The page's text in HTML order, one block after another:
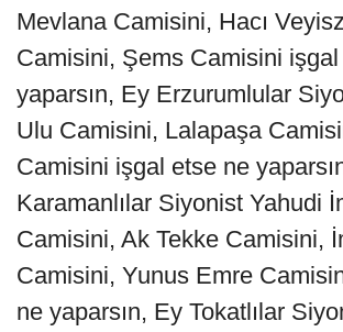
Mevlana Camisini, Hacı
Camisini, Şems Camisini
yaparsın, Ey Erzurumlular
Ulu Camisini, Lalapaşa
Camisini işgal etse ne
Karamanlılar Siyonist Yahudi
Camisini, Ak Tekke Camisini,
Camisini, Yunus Emre
ne yaparsın, Ey Tokatlılar